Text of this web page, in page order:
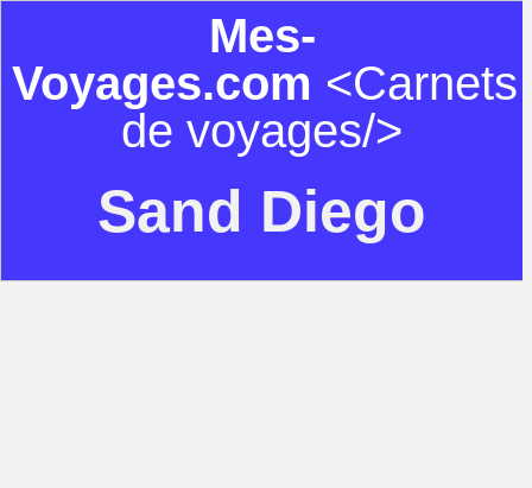
Mes-
Voyages.com <Carnets
de voyages/>
Sand Diego